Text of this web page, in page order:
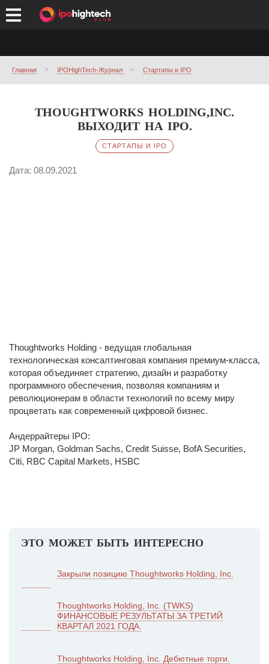
Главная IPOHighTech-Журнал Стартапы и IPO
THOUGHTWORKS HOLDING,INC.
ВЫХОДИТ НА IPO.
СТАРТАПЫ И IPO
Дата: 08.09.2021
Thoughtworks Holding - ведущая глобальная
технологическая консалтинговая компания премиум-класса,
которая объединяет стратегию, дизайн и разработку
программного обеспечения, позволяя компаниям и
революционерам в области технологий по всему миру
процветать как современный цифровой бизнес.
Андеррайтеры IPO:
JP Morgan, Goldman Sachs, Credit Suisse, BofA Securities,
Citi, RBC Capital Markets, HSBC
ЭТО МОЖЕТ БЫТЬ ИНТЕРЕСНО
Закрыли позицию Thoughtworks Holding, Inc.
Thoughtworks Holding, Inc. (TWKS)
ФИНАНСОВЫЕ РЕЗУЛЬТАТЫ ЗА ТРЕТИЙ
КВАРТАЛ 2021 ГОДА.
Thoughtworks Holding, Inc. Дебютные торги.